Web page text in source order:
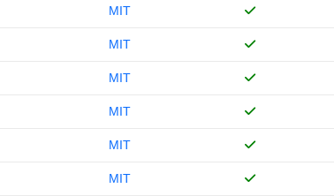
MIT
MIT
MIT
MIT
MIT
MIT